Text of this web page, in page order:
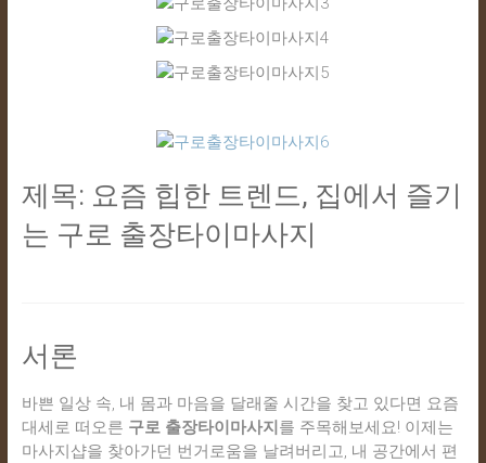
제목: 요즘 힙한 트렌드, 집에서 즐기
는 구로 출장타이마사지
서론
바쁜 일상 속, 내 몸과 마음을 달래줄 시간을 찾고 있다면 요즘
대세로 떠오른 구로 출장타이마사지 를 주목해보세요! 이제는
마사지샵을 찾아가던 번거로움을 날려버리고, 내 공간에서 편